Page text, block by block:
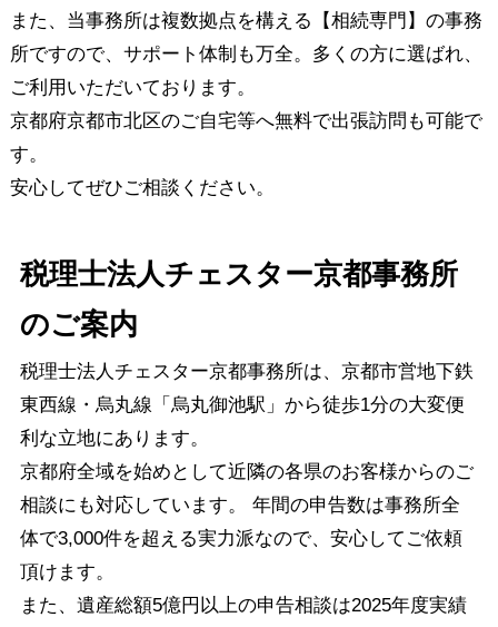
また、当事務所は複数拠点を構える【相続専門】の事務
所ですので、サポート体制も万全。多くの方に選ばれ、
ご利用いただいております。
京都府京都市北区のご自宅等へ無料で出張訪問も可能で
す。
安心してぜひご相談ください。
税理士法人チェスター京都事務所
のご案内
税理士法人チェスター京都事務所は、京都市営地下鉄
東西線・烏丸線「烏丸御池駅」から徒歩1分の大変便
利な立地にあります。
京都府全域を始めとして近隣の各県のお客様からのご
相談にも対応しています。 年間の申告数は事務所全
体で3,000件を超える実力派なので、安心してご依頼
頂けます。
また、遺産総額5億円以上の申告相談は2025年度実績